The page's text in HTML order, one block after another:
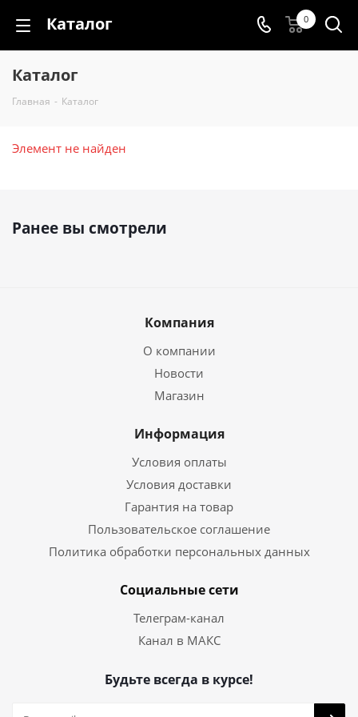
Каталог 0
Каталог
Главная - Каталог
Элемент не найден
Ранее вы смотрели
Компания
О компании
Новости
Магазин
Информация
Условия оплаты
Условия доставки
Гарантия на товар
Пользовательское соглашение
Политика обработки персональных данных
Социальные сети
Телеграм-канал
Канал в МАКС
Будьте всегда в курсе!